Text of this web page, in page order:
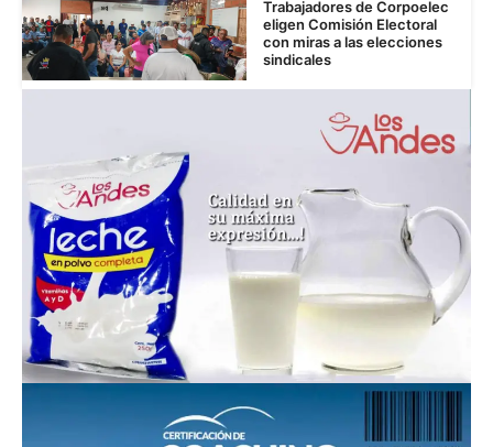
Trabajadores de Corpoelec
eligen Comisión Electoral
con miras a las elecciones
sindicales